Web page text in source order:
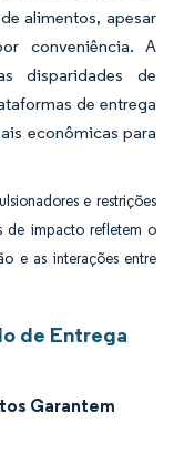
alimentos, apesar
conveniência. A
disparidades de
de entrega
econômicas para
e restrições
de impacto refletem o
e as interações entre
de Entrega
Garantem